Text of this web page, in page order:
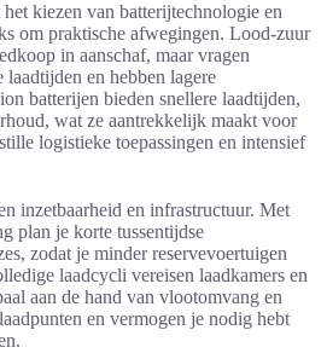
kiezen van batterijtechnologie en
om praktische afwegingen. Lood-zuur
in aanschaf, maar vragen
en hebben lagere
batterijen bieden snellere laadtijden,
wat ze aantrekkelijk maakt voor
logistieke toepassingen en intensief
inzetbaarheid en infrastructuur. Met
plan je korte tussentijdse
zodat je minder reservevoertuigen
laadcycli vereisen laadkamers en
aan de hand van vlootomvang en
en vermogen je nodig hebt